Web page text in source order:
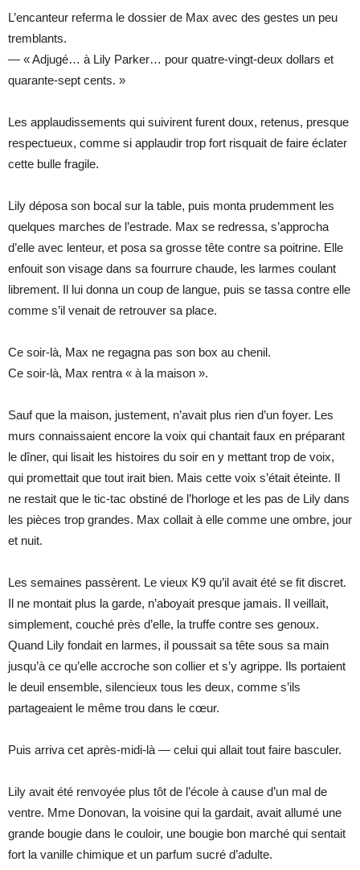
L’encanteur referma le dossier de Max avec des gestes un peu
tremblants.
— « Adjugé… à Lily Parker… pour quatre-vingt-deux dollars et
quarante-sept cents. »
Les applaudissements qui suivirent furent doux, retenus, presque
respectueux, comme si applaudir trop fort risquait de faire éclater
cette bulle fragile.
Lily déposa son bocal sur la table, puis monta prudemment les
quelques marches de l’estrade. Max se redressa, s’approcha
d’elle avec lenteur, et posa sa grosse tête contre sa poitrine. Elle
enfouit son visage dans sa fourrure chaude, les larmes coulant
librement. Il lui donna un coup de langue, puis se tassa contre elle
comme s’il venait de retrouver sa place.
Ce soir-là, Max ne regagna pas son box au chenil.
Ce soir-là, Max rentra « à la maison ».
Sauf que la maison, justement, n’avait plus rien d’un foyer. Les
murs connaissaient encore la voix qui chantait faux en préparant
le dîner, qui lisait les histoires du soir en y mettant trop de voix,
qui promettait que tout irait bien. Mais cette voix s’était éteinte. Il
ne restait que le tic-tac obstiné de l’horloge et les pas de Lily dans
les pièces trop grandes. Max collait à elle comme une ombre, jour
et nuit.
Les semaines passèrent. Le vieux K9 qu’il avait été se fit discret.
Il ne montait plus la garde, n’aboyait presque jamais. Il veillait,
simplement, couché près d’elle, la truffe contre ses genoux.
Quand Lily fondait en larmes, il poussait sa tête sous sa main
jusqu’à ce qu’elle accroche son collier et s’y agrippe. Ils portaient
le deuil ensemble, silencieux tous les deux, comme s’ils
partageaient le même trou dans le cœur.
Puis arriva cet après-midi-là — celui qui allait tout faire basculer.
Lily avait été renvoyée plus tôt de l’école à cause d’un mal de
ventre. Mme Donovan, la voisine qui la gardait, avait allumé une
grande bougie dans le couloir, une bougie bon marché qui sentait
fort la vanille chimique et un parfum sucré d’adulte.